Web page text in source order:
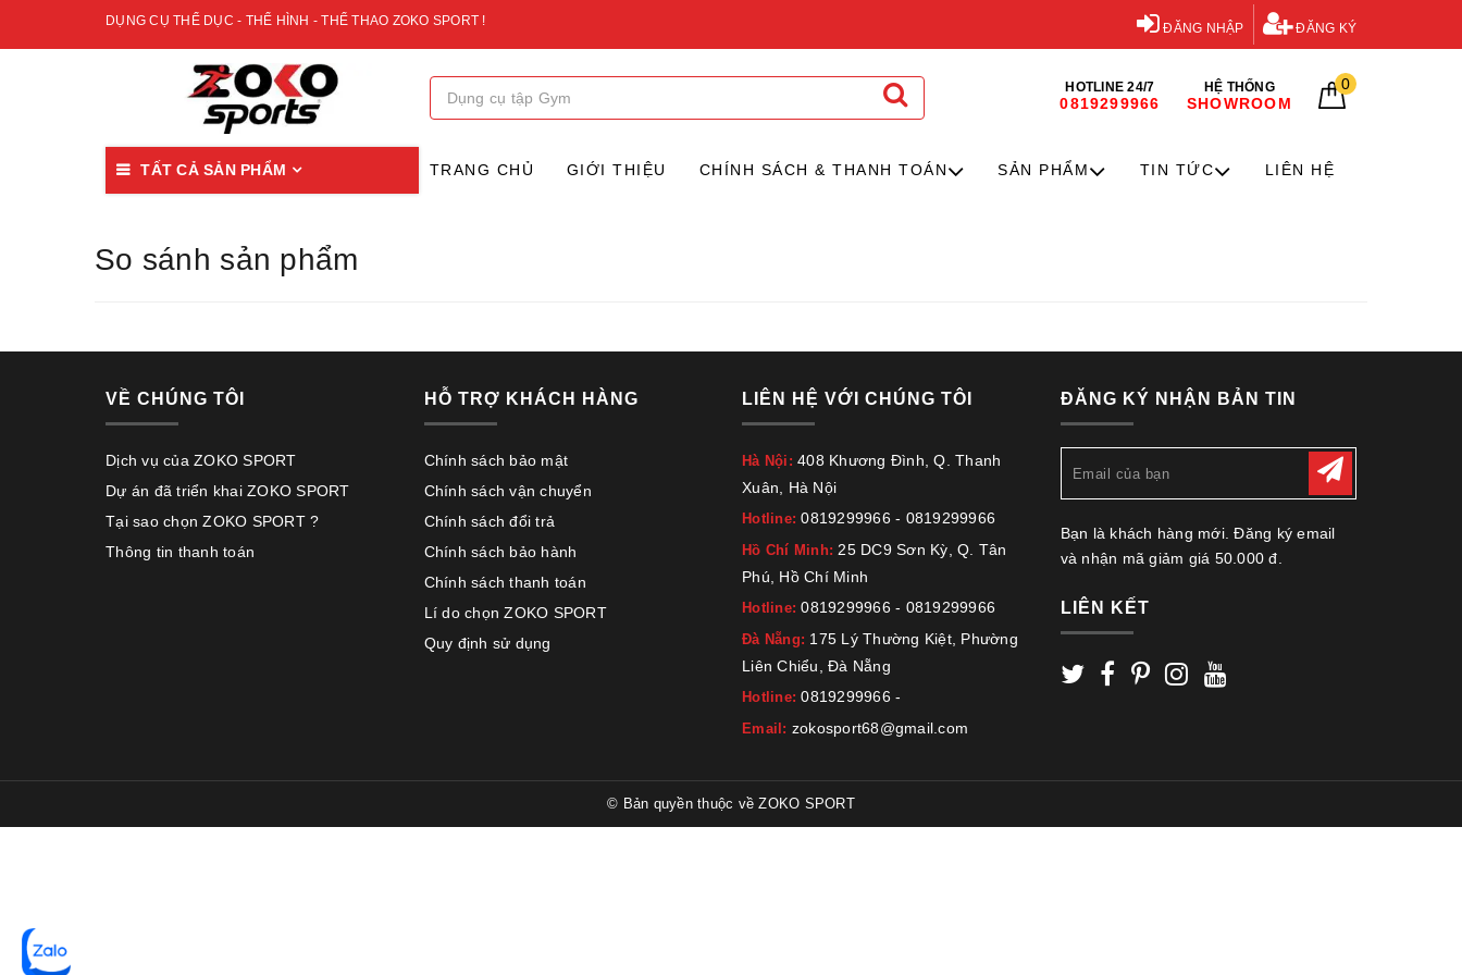
DỤNG CỤ THỂ DỤC - THỂ HÌNH - THỂ THAO ZOKO SPORT ! ĐĂNG NHẬP ĐĂNG KÝ
HOTLINE 24/7
0819299966
HỆ THỐNG
SHOWROOM
0
TẤT CẢ SẢN PHẨM TRANG CHỦ GIỚI THIỆU CHÍNH SÁCH & THANH TOÁN SẢN PHẨM TIN TỨC LIÊN HỆ
So sánh sản phẩm
VỀ CHÚNG TÔI
Dịch vụ của ZOKO SPORT
Dự án đã triển khai ZOKO SPORT
Tại sao chọn ZOKO SPORT ?
Thông tin thanh toán
HỖ TRỢ KHÁCH HÀNG
Chính sách bảo mật
Chính sách vận chuyển
Chính sách đổi trả
Chính sách bảo hành
Chính sách thanh toán
Lí do chọn ZOKO SPORT
Quy định sử dụng
LIÊN HỆ VỚI CHÚNG TÔI
Hà Nội: 408 Khương Đình, Q. Thanh
Xuân, Hà Nội
Hotline:0819299966 - 0819299966
Hồ Chí Minh:25 DC9 Sơn Kỳ, Q. Tân
Phú, Hồ Chí Minh
Hotline:0819299966 - 0819299966
Đà Nẵng: 175 Lý Thường Kiệt, Phường
Liên Chiểu, Đà Nẵng
Hotline:0819299966 -
Email: zokosport68@gmail.com
ĐĂNG KÝ NHẬN BẢN TIN
Bạn là khách hàng mới. Đăng ký email
và nhận mã giảm giá 50.000 đ.
LIÊN KẾT
© Bản quyền thuộc vềZOKO SPORT